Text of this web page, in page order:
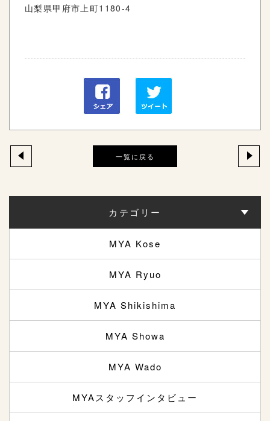
山梨県甲府市上町1180-4
一覧に戻る
カテゴリー
MYA Kose
MYA Ryuo
MYA Shikishima
MYA Showa
MYA Wado
MYAスタッフインタビュー